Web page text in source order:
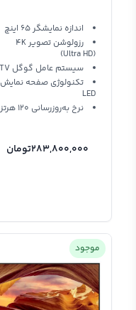
اندازه نمایشگر 65 اینچ
رزولوشن تصویر 4K
(Ultra HD)
سیستم عامل گوگل TV
تکنولوژی صفحه نمایش
LED
نرخ به‌روزرسانی 120 هرتز
283,800,000تومان
موجود